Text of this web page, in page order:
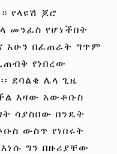
የላዩሽ ጆሮ
መንፈስ የሆነችበት
አሁን በፈጠራት ግጥም
የነበረው
ደባልቄ ሌላ ጊዜ
እዛው አውቶቡስ
ሳያስበው በንዴት
ውስጥ የነበሩት
ግን በዙሪያቸው